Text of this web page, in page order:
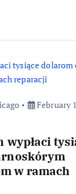
February
wypłaci
w ramach